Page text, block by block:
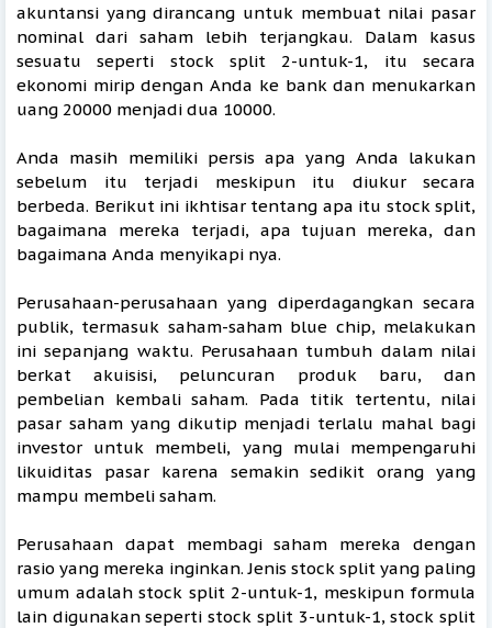
akuntansi yang dirancang untuk membuat nilai pasar
nominal dari saham lebih terjangkau. Dalam kasus
sesuatu seperti stock split 2-untuk-1, itu secara
ekonomi mirip dengan Anda ke bank dan menukarkan
uang 20000 menjadi dua 10000.
Anda masih memiliki persis apa yang Anda lakukan
sebelum itu terjadi meskipun itu diukur secara
berbeda. Berikut ini ikhtisar tentang apa itu stock split,
bagaimana mereka terjadi, apa tujuan mereka, dan
bagaimana Anda menyikapi nya.
Perusahaan-perusahaan yang diperdagangkan secara
publik, termasuk saham-saham blue chip, melakukan
ini sepanjang waktu. Perusahaan tumbuh dalam nilai
berkat akuisisi, peluncuran produk baru, dan
pembelian kembali saham. Pada titik tertentu, nilai
pasar saham yang dikutip menjadi terlalu mahal bagi
investor untuk membeli, yang mulai mempengaruhi
likuiditas pasar karena semakin sedikit orang yang
mampu membeli saham.
Perusahaan dapat membagi saham mereka dengan
rasio yang mereka inginkan. Jenis stock split yang paling
umum adalah stock split 2-untuk-1, meskipun formula
lain digunakan seperti stock split 3-untuk-1, stock split